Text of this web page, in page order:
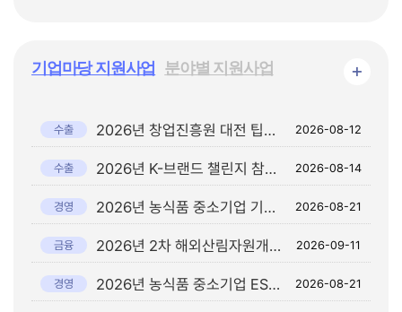
기업마당 지원사업 분야별 지원사업 +
수출 2026년 창업진흥원 대전 팁스타운 일본 파트너 초청 상담회 참가기업 모집 공고 2026-08-12
수출 2026년 K-브랜드 챌린지 참여기업 모집 연장 공고 2026-08-14
경영 2026년 농식품 중소기업 기술보호 컨설팅 지원사업 참여기업 모집 공고 2026-08-21
금융 2026년 2차 해외산림자원개발 이차보전 사업 공고 2026-09-11
경영 2026년 농식품 중소기업 ESG 경영 도입 및 국제표준 인증 취득 지원사업 참여기업 모집 공고 2026-08-21